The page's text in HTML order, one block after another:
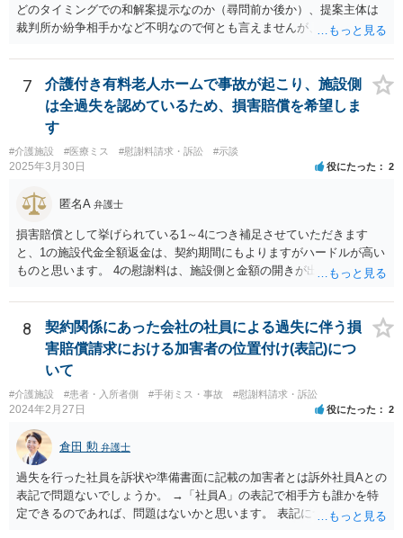
どのタイミングでの和解案提示なのか（尋問前か後か）、提案主体は
裁判所か紛争相手かなど不明なので何とも言えませんが、通常は、結
がる可能性が高いか、 原告の主張立証により（一部）勝訴の心証を裁
判官が抱いており、その上での裁判所案であれば、下がる可能性は必
ずしも高くはないと思います。 ＞またこの段階で弁護士を変えること
は可能か 可能ではありますが、実益があるかどうかについては十分に
検討した方がよいでしょう。
7
介護付き有料老人ホームで事故が起こり、施設側
は全過失を認めているため、損害賠償を希望しま
す
#介護施設 #医療ミス #慰謝料請求・訴訟 #示談
2025年3月30日 役にたった 2
匿名A 弁護士
損害賠償として挙げられている1～4につき補足させていただきます
と、1の施設代金全額返金は、契約期間にもよりますがハードルが高い
ものと思います。 4の慰謝料は、施設側と金額の開きが出やすい部分
付添にかかる費用も請求額に含めるべきかと思います。
8
契約関係にあった会社の社員による過失に伴う損
害賠償請求における加害者の位置付け(表記)につ
いて
#介護施設 #患者・入所者側 #手術ミス・事故 #慰謝料請求・訴訟
2024年2月27日 役にたった 2
倉田 勲 弁護士
過失を行った社員を訴状や準備書面に記載の加害者とは訴外社員Aとの
表記で問題ないでしょうか。 →「社員A」の表記で相手方も誰かを特
定できるのであれば、問題はないかと思います。 表記について問題が